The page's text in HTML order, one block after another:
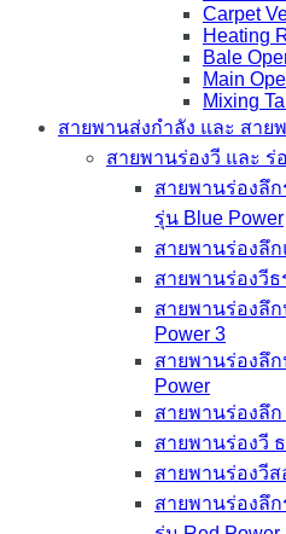
Carpet
Heating
Bale
Main
Mixing
สายพานส่งกำลัง และ สาย
สายพานร่องวี และ ร่
สายพานร่องลึ
รุ่น Blue Power
สายพานร่องลึ
สายพานร่องวี
สายพานร่องลึ
Power 3
สายพานร่องลึ
Power
สายพานร่องลึก
สายพานร่องวี
สายพานร่องวี
สายพานร่องลึ